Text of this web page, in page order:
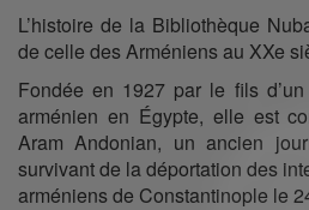
L’histoire de la Bibliothèque
de celle des Arméniens au XXe
Fondée en 1927 par le fils
arménien en Égypte, elle est
Aram Andonian, un ancien
survivant de la déportation des
arméniens de Constantinople le